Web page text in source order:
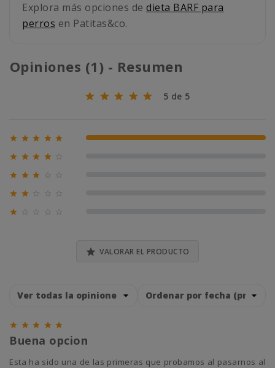
Explora más opciones de dieta BARF para
perros en Patitas&co.
Opiniones (1) - Resumen
5 de 5
     100% (1)
   
  
 

 VALORAR EL PRODUCTO
    
Buena opcion
Esta ha sido una de las primeras que probamos al pasarnos al